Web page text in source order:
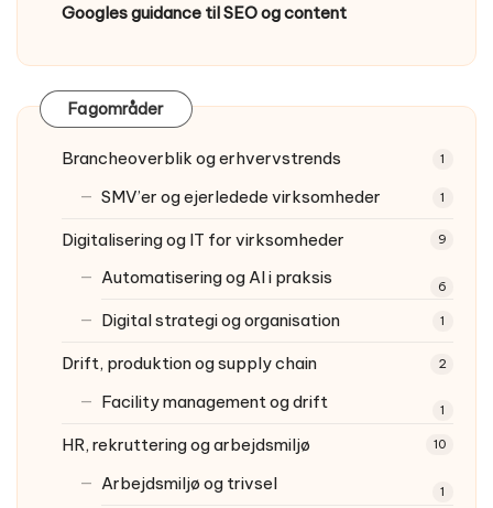
Googles guidance til SEO og content
Fagområder
Brancheoverblik og erhvervstrends 1
SMV’er og ejerledede virksomheder 1
Digitalisering og IT for virksomheder 9
Automatisering og AI i praksis 6
Digital strategi og organisation 1
Drift, produktion og supply chain 2
Facility management og drift 1
HR, rekruttering og arbejdsmiljø 10
Arbejdsmiljø og trivsel 1